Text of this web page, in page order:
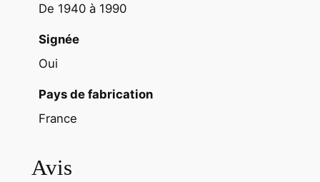
M
S
De 1940 à 1990
Signée
Oui
Pays de fabrication
France
Avis